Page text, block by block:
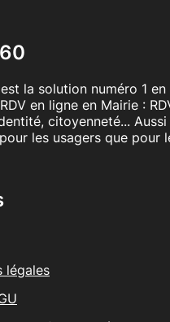
la solution numéro 1
en ligne en Mairie :
citoyenneté...
les usagers que pour
légales